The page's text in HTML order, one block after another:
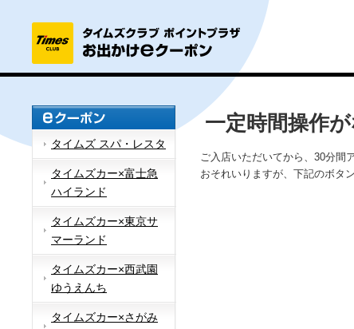
タイムズ スパ・レスタ
タイムズカー×富士急
ハイランド
タイムズカー×東京サ
マーランド
タイムズカー×西武園
ゆうえんち
タイムズカー×さがみ
一定時間操作
ご入店いただいてから、30分間
おそれいりますが、下記のボタ